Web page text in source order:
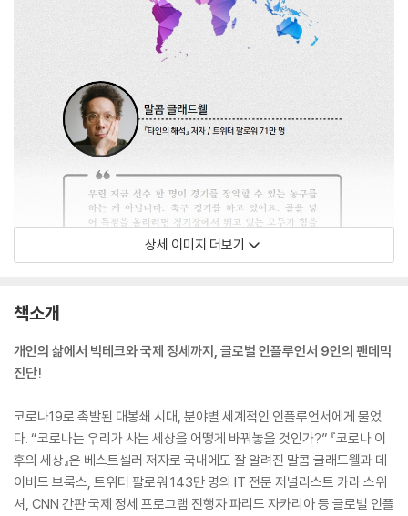
상세 이미지 더보기
책소개
개인의 삶에서 빅테크와 국제 정세까지, 글로벌 인플루언서 9인의 팬데믹
진단!
코로나19로 촉발된 대봉쇄 시대, 분야별 세계적인 인플루언서에게 물었
다. “코로나는 우리가 사는 세상을 어떻게 바꿔놓을 것인가?” 『코로나 이
후의 세상』은 베스트셀러 저자로 국내에도 잘 알려진 말콤 글래드웰과 데
이비드 브룩스, 트위터 팔로워 143만 명의 IT 전문 저널리스트 카라 스위
셔, CNN 간판 국제 정세 프로그램 진행자 파리드 자카리아 등 글로벌 인플